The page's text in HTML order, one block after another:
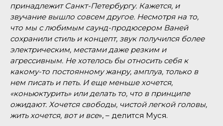
принадлежит Санкт-Петербургу. Кажется, и
звучание вышло совсем другое. Несмотря на то,
что мы с любимым саунд-продюсером Ваней
сохранили стиль и концепт, звук получился более
электрическим, местами даже резким и
агрессивным. Не хотелось бы относить себя к
какому-то постоянному жанру, амплуа, только в
нем писать и петь. И еще меньше хочется,
«коньюктурить» или делать то, что в принципе
ожидают. Хочется свободы, чистой легкой головы,
жить хочется, вот и все», – делится Муся.